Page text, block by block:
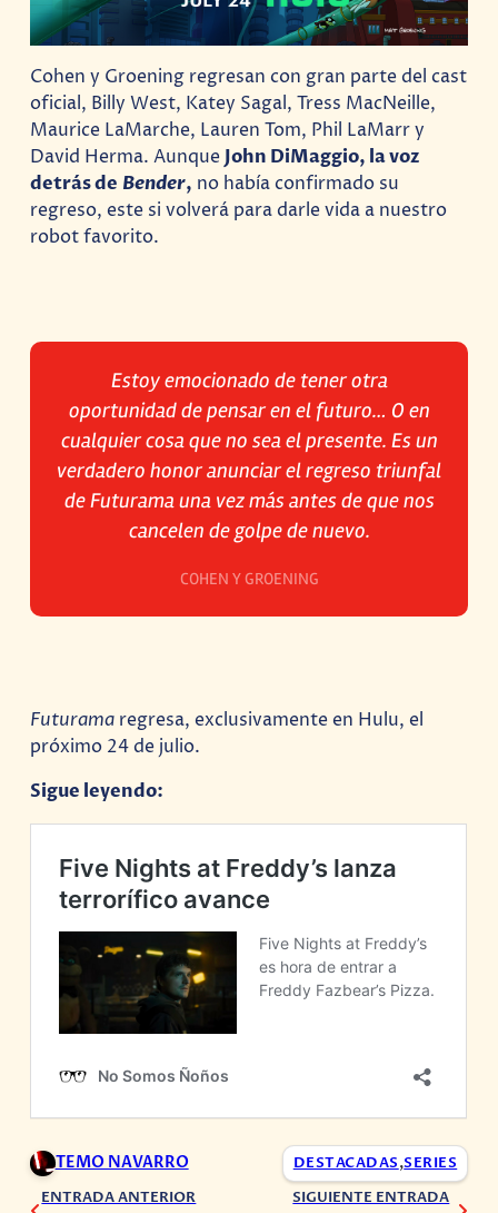
Cohen y Groening regresan con gran parte del cast
oficial, Billy West, Katey Sagal, Tress MacNeille,
Maurice LaMarche, Lauren Tom, Phil LaMarr y
David Herma. Aunque John DiMaggio, la voz
detrás de Bender, no había confirmado su
regreso, este si volverá para darle vida a nuestro
robot favorito.
Estoy emocionado de tener otra
oportunidad de pensar en el futuro… O en
cualquier cosa que no sea el presente. Es un
verdadero honor anunciar el regreso triunfal
de Futurama una vez más antes de que nos
cancelen de golpe de nuevo.
COHEN Y GROENING
Futurama regresa, exclusivamente en Hulu, el
próximo 24 de julio.
Sigue leyendo:
TEMO NAVARRO DESTACADAS,SERIES
ENTRADA ANTERIOR
SIGUIENTE ENTRADA